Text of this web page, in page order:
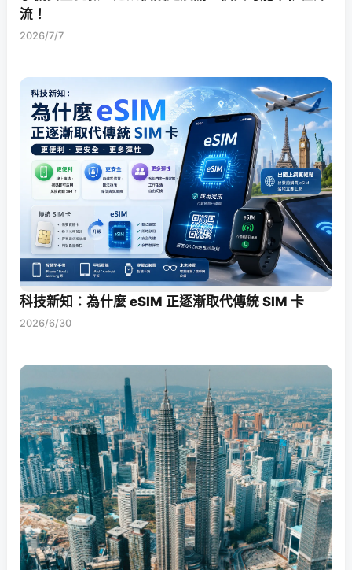
流！
2026/7/7
科技新知：為什麼 eSIM 正逐漸取代傳統 SIM 卡
2026/6/30